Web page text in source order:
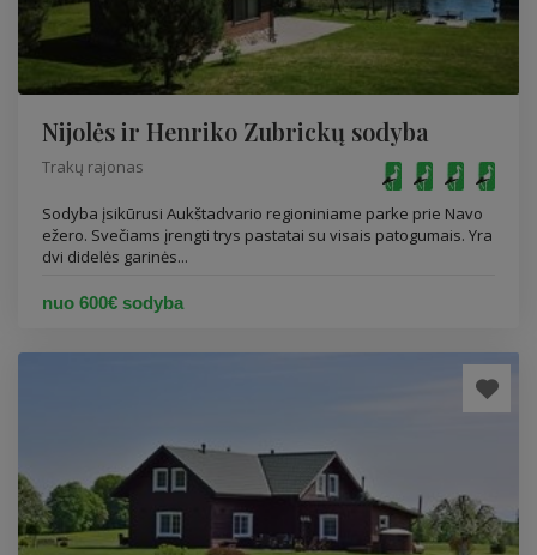
Nijolės ir Henriko Zubrickų sodyba
Trakų rajonas
Sodyba įsikūrusi Aukštadvario regioniniame parke prie Navo
ežero. Svečiams įrengti trys pastatai su visais patogumais. Yra
dvi didelės garinės...
nuo 600€ sodyba